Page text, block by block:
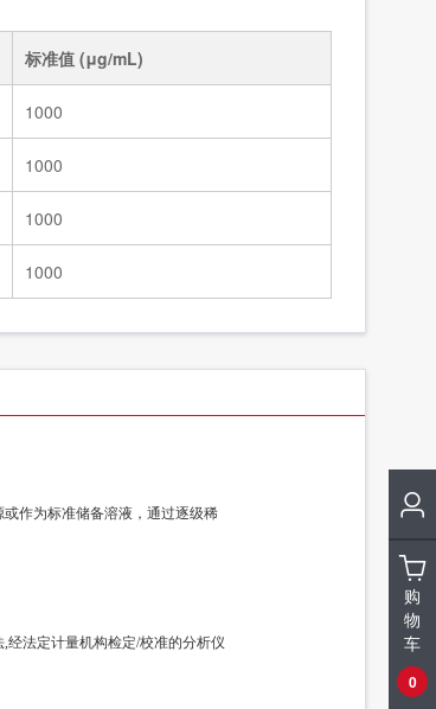
标准值 (μg/mL)
1000
1000
1000
1000
作为标准储备溶液，通过逐级稀
法定计量机构检定/校准的分析仪
购
物
车
0